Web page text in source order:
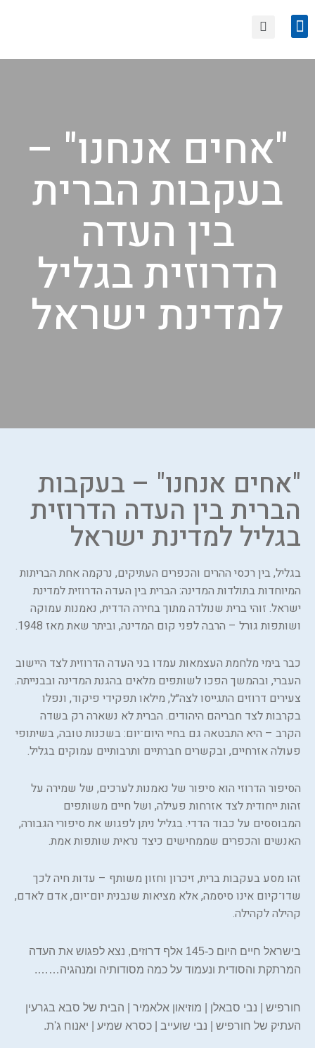
"אחים אנחנו" –
בעקבות הברית
בין העדה
הדרוזית בגליל
למדינת ישראל
"אחים אנחנו" – בעקבות
הברית בין העדה הדרוזית
בגליל למדינת ישראל
בגליל, בין רכסי ההרים והכפרים העתיקים, נרקמה אחת הבריתות
המיוחדות בתולדות המדינה: הברית בין העדה הדרוזית למדינת
ישראל. זוהי ברית שנולדה מתוך בחירה הדדית, נאמנות עמוקה
ושותפות גורל – הרבה לפני קום המדינה, וביתר שאת מאז 1948.
כבר בימי מלחמת העצמאות עמדו בני העדה הדרוזית לצד היישוב
העברי, ובהמשך הפכו לשותפים מלאים בהגנת המדינה ובבנייתה.
צעירים דרוזים התגייסו לצה״ל, מילאו תפקידי פיקוד, ונפלו
בקרבות לצד חבריהם היהודים. הברית לא נשארה רק בשדה
הקרב – היא התבטאה גם בחיי היום־יום: בשכנות טובה, בשיתופי
פעולה אזרחיים, ובקשרים חברתיים ותרבותיים עמוקים בגליל.
הסיפור הדרוזי הוא סיפור של נאמנות לערכים, של שמירה על
זהות ייחודית לצד אזרחות פעילה, ושל חיים משותפים
המבוססים על כבוד הדדי. בגליל ניתן לפגוש את סיפורי הגבורה,
האנשים והכפרים שממחישים כיצד נראית שותפות אמת.
זהו מסע בעקבות ברית, זיכרון וחזון משותף – עדות חיה לכך
שדו־קיום אינו סיסמה, אלא מציאות שנבנית יום־יום, אדם לאדם,
קהילה לקהילה.
בישראל חיים היום כ-145 אלף דרוזים,
נצא לפגוש את העדה
המרתקת והסודית ונעמוד על כמה מסודותיה ומנהגיה…….
חורפיש | נבי סבאלן | מוזיאון אלאמיר | הבית של סבא בגרעין
העתיק של חורפיש | נבי שועייב | כסרא שמיע | יאנוח ג'ת.